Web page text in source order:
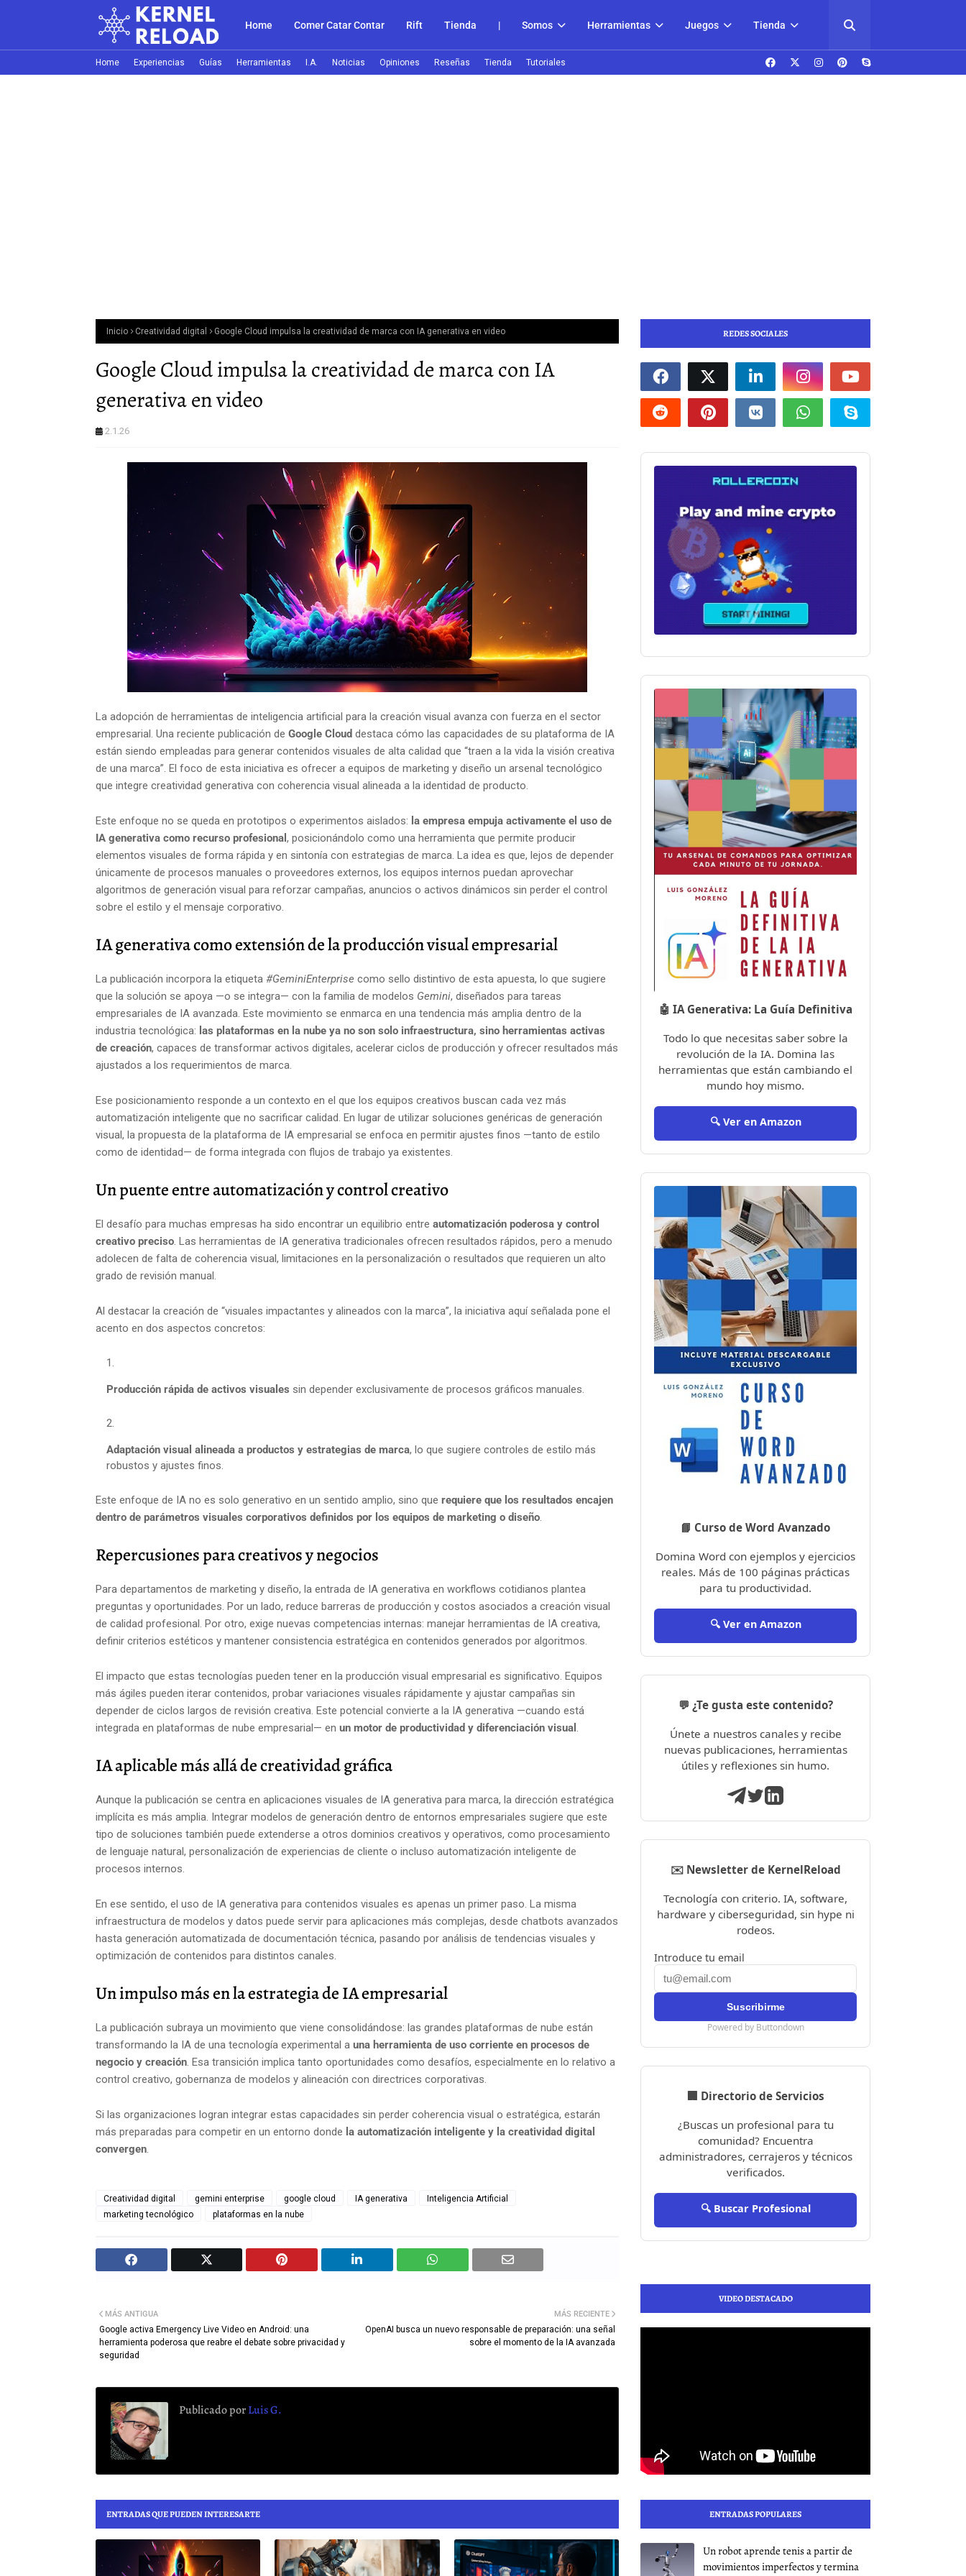
Home Comer Catar Contar Rift Tienda | Somos Herramientas Juegos Tienda
Home Experiencias Guías Herramientas I.A. Noticias Opiniones Reseñas Tienda Tutoriales
Inicio Creatividad digital Google Cloud impulsa la creatividad de marca con IA generativa en video
Google Cloud impulsa la creatividad de marca con IA
generativa en video
2.1.26
La adopción de herramientas de inteligencia artificial para la creación visual avanza con fuerza en el sector
empresarial. Una reciente publicación de Google Cloud destaca cómo las capacidades de su plataforma de IA
están siendo empleadas para generar contenidos visuales de alta calidad que “traen a la vida la visión creativa
de una marca”. El foco de esta iniciativa es ofrecer a equipos de marketing y diseño un arsenal tecnológico
que integre creatividad generativa con coherencia visual alineada a la identidad de producto.
Este enfoque no se queda en prototipos o experimentos aislados: la empresa empuja activamente el uso de
IA generativa como recurso profesional , posicionándolo como una herramienta que permite producir
elementos visuales de forma rápida y en sintonía con estrategias de marca. La idea es que, lejos de depender
únicamente de procesos manuales o proveedores externos, los equipos internos puedan aprovechar
algoritmos de generación visual para reforzar campañas, anuncios o activos dinámicos sin perder el control
sobre el estilo y el mensaje corporativo.
IA generativa como extensión de la producción visual empresarial
La publicación incorpora la etiqueta #GeminiEnterprise como sello distintivo de esta apuesta, lo que sugiere
que la solución se apoya —o se integra— con la familia de modelos Gemini, diseñados para tareas
empresariales de IA avanzada. Este movimiento se enmarca en una tendencia más amplia dentro de la
industria tecnológica: las plataformas en la nube ya no son solo infraestructura, sino herramientas activas
de creación, capaces de transformar activos digitales, acelerar ciclos de producción y ofrecer resultados más
ajustados a los requerimientos de marca.
Ese posicionamiento responde a un contexto en el que los equipos creativos buscan cada vez más
automatización inteligente que no sacrificar calidad. En lugar de utilizar soluciones genéricas de generación
visual, la propuesta de la plataforma de IA empresarial se enfoca en permitir ajustes finos —tanto de estilo
como de identidad— de forma integrada con flujos de trabajo ya existentes.
Un puente entre automatización y control creativo
El desafío para muchas empresas ha sido encontrar un equilibrio entre automatización poderosa y control
creativo preciso. Las herramientas de IA generativa tradicionales ofrecen resultados rápidos, pero a menudo
adolecen de falta de coherencia visual, limitaciones en la personalización o resultados que requieren un alto
grado de revisión manual.
Al destacar la creación de “visuales impactantes y alineados con la marca”, la iniciativa aquí señalada pone el
acento en dos aspectos concretos:
Producción rápida de activos visuales sin depender exclusivamente de procesos gráficos manuales.
Adaptación visual alineada a productos y estrategias de marca, lo que sugiere controles de estilo más
robustos y ajustes finos.
Este enfoque de IA no es solo generativo en un sentido amplio, sino que requiere que los resultados encajen
dentro de parámetros visuales corporativos definidos por los equipos de marketing o diseño.
Repercusiones para creativos y negocios
Para departamentos de marketing y diseño, la entrada de IA generativa en workflows cotidianos plantea
preguntas y oportunidades. Por un lado, reduce barreras de producción y costos asociados a creación visual
de calidad profesional. Por otro, exige nuevas competencias internas: manejar herramientas de IA creativa,
definir criterios estéticos y mantener consistencia estratégica en contenidos generados por algoritmos.
El impacto que estas tecnologías pueden tener en la producción visual empresarial es significativo. Equipos
más ágiles pueden iterar contenidos, probar variaciones visuales rápidamente y ajustar campañas sin
depender de ciclos largos de revisión creativa. Este potencial convierte a la IA generativa —cuando está
integrada en plataformas de nube empresarial— en un motor de productividad y diferenciación visual .
IA aplicable más allá de creatividad gráfica
Aunque la publicación se centra en aplicaciones visuales de IA generativa para marca, la dirección estratégica
implícita es más amplia. Integrar modelos de generación dentro de entornos empresariales sugiere que este
tipo de soluciones también puede extenderse a otros dominios creativos y operativos, como procesamiento
de lenguaje natural, personalización de experiencias de cliente o incluso automatización inteligente de
procesos internos.
En ese sentido, el uso de IA generativa para contenidos visuales es apenas un primer paso. La misma
infraestructura de modelos y datos puede servir para aplicaciones más complejas, desde chatbots avanzados
hasta generación automatizada de documentación técnica, pasando por análisis de tendencias visuales y
optimización de contenidos para distintos canales.
Un impulso más en la estrategia de IA empresarial
La publicación subraya un movimiento que viene consolidándose: las grandes plataformas de nube están
transformando la IA de una tecnología experimental a una herramienta de uso corriente en procesos de
negocio y creación. Esa transición implica tanto oportunidades como desafíos, especialmente en lo relativo a
control creativo, gobernanza de modelos y alineación con directrices corporativas.
Si las organizaciones logran integrar estas capacidades sin perder coherencia visual o estratégica, estarán
más preparadas para competir en un entorno donde la automatización inteligente y la creatividad digital
convergen.
Creatividad digital gemini enterprise google cloud IA generativa
Inteligencia Artificial
marketing tecnológico
plataformas en la nube
MÁS RECIENTE
OpenAI busca un nuevo responsable de preparación: una señal
sobre el momento de la IA avanzada
MÁS ANTIGUA
Google activa Emergency Live Video en Android: una
herramienta poderosa que reabre el debate sobre privacidad y
seguridad
Publicado porLuis G.
ENTRADAS QUE PUEDEN INTERESARTE
REDES SOCIALES
🤖 IA Generativa: La Guía Definitiva
Todo lo que necesitas saber sobre la
revolución de la IA. Domina las
herramientas que están cambiando el
mundo hoy mismo.
🔍 Ver en Amazon
📘 Curso de Word Avanzado
Domina Word con ejemplos y ejercicios
reales. Más de 100 páginas prácticas
para tu productividad.
🔍 Ver en Amazon
💬 ¿Te gusta este contenido?
Únete a nuestros canales y recibe
nuevas publicaciones, herramientas
útiles y reflexiones sin humo.
✉️ Newsletter de KernelReload
Tecnología con criterio. IA, software,
hardware y ciberseguridad, sin hype ni
rodeos.
Introduce tu email
Powered by Buttondown
🏢 Directorio de Servicios
¿Buscas un profesional para tu
comunidad? Encuentra
administradores, cerrajeros y técnicos
verificados.
🔍 Buscar Profesional
VIDEO DESTACADO
ENTRADAS POPULARES
Un robot aprende tenis a partir de
movimientos imperfectos y termina